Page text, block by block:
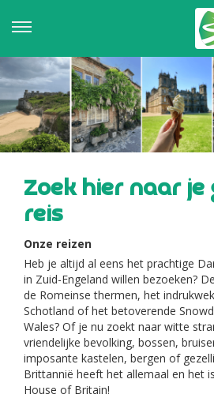
Zoek hier naar
reis
Onze reizen
Heb je altijd al eens het prachtige
in Zuid-Engeland willen bezoeken?
de Romeinse thermen, het
Schotland of het betoverende
Wales? Of je nu zoekt naar witte
vriendelijke bevolking, bossen,
imposante kastelen, bergen of
Brittannië heeft het allemaal en het
House of Britain!